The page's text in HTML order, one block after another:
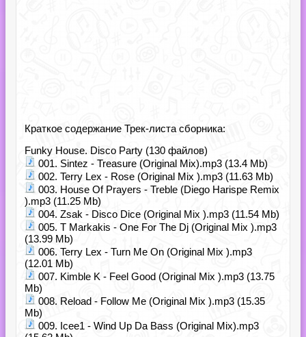
Краткое содержание Трек-листа сборника:
Funky House. Disco Party (130 файлов)
001. Sintez - Treasure (Original Mix).mp3 (13.4 Mb)
002. Terry Lex - Rose (Original Mix ).mp3 (11.63 Mb)
003. House Of Prayers - Treble (Diego Harispe Remix
).mp3 (11.25 Mb)
004. Zsak - Disco Dice (Original Mix ).mp3 (11.54 Mb)
005. T Markakis - One For The Dj (Original Mix ).mp3
(13.99 Mb)
006. Terry Lex - Turn Me On (Original Mix ).mp3
(12.01 Mb)
007. Kimble K - Feel Good (Original Mix ).mp3 (13.75
Mb)
008. Reload - Follow Me (Original Mix ).mp3 (15.35
Mb)
009. Icee1 - Wind Up Da Bass (Original Mix).mp3